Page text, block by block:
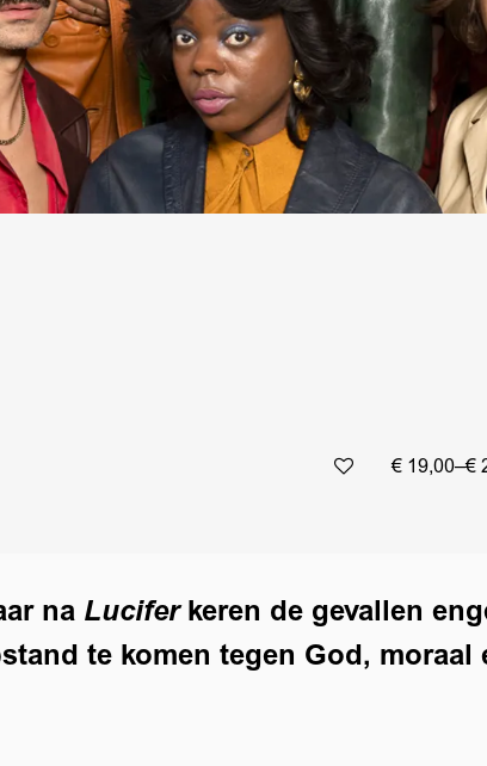
€ 19,00–€
na Luciferkeren de gevallen
te komen tegen God, moraal